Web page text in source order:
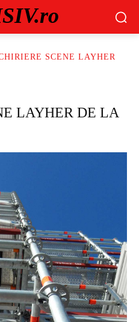
SCENE LAYHER
LAYHER DE LA